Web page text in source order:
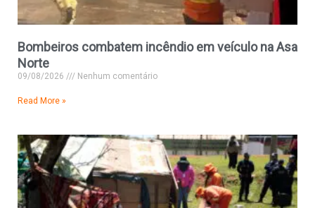
Bombeiros combatem incêndio em veículo na Asa
Norte
09/08/2026 Nenhum comentário
Read More »